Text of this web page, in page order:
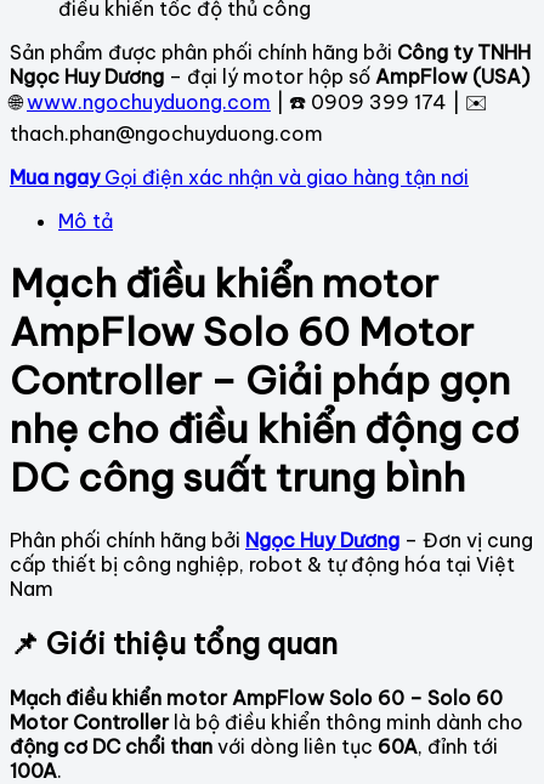
điều khiển tốc độ thủ công
Sản phẩm được phân phối chính hãng bởi Công ty TNHH
Ngọc Huy Dương – đại lý motor hộp số AmpFlow (USA)
🌐www.ngochuyduong.com | ☎️ 0909 399 174 | ✉️
thach.phan@ngochuyduong.com
Mua ngay Gọi điện xác nhận và giao hàng tận nơi
Mô tả
Mạch điều khiển motor
AmpFlow Solo 60 Motor
Controller – Giải pháp gọn
nhẹ cho điều khiển động cơ
DC công suất trung bình
Phân phối chính hãng bởi Ngọc Huy Dương – Đơn vị cung
cấp thiết bị công nghiệp, robot & tự động hóa tại Việt
Nam
📌 Giới thiệu tổng quan
Mạch điều khiển motor AmpFlow Solo 60 – Solo 60
Motor Controllerlà bộ điều khiển thông minh dành cho
động cơ DC chổi than với dòng liên tục 60A, đỉnh tới
100A.